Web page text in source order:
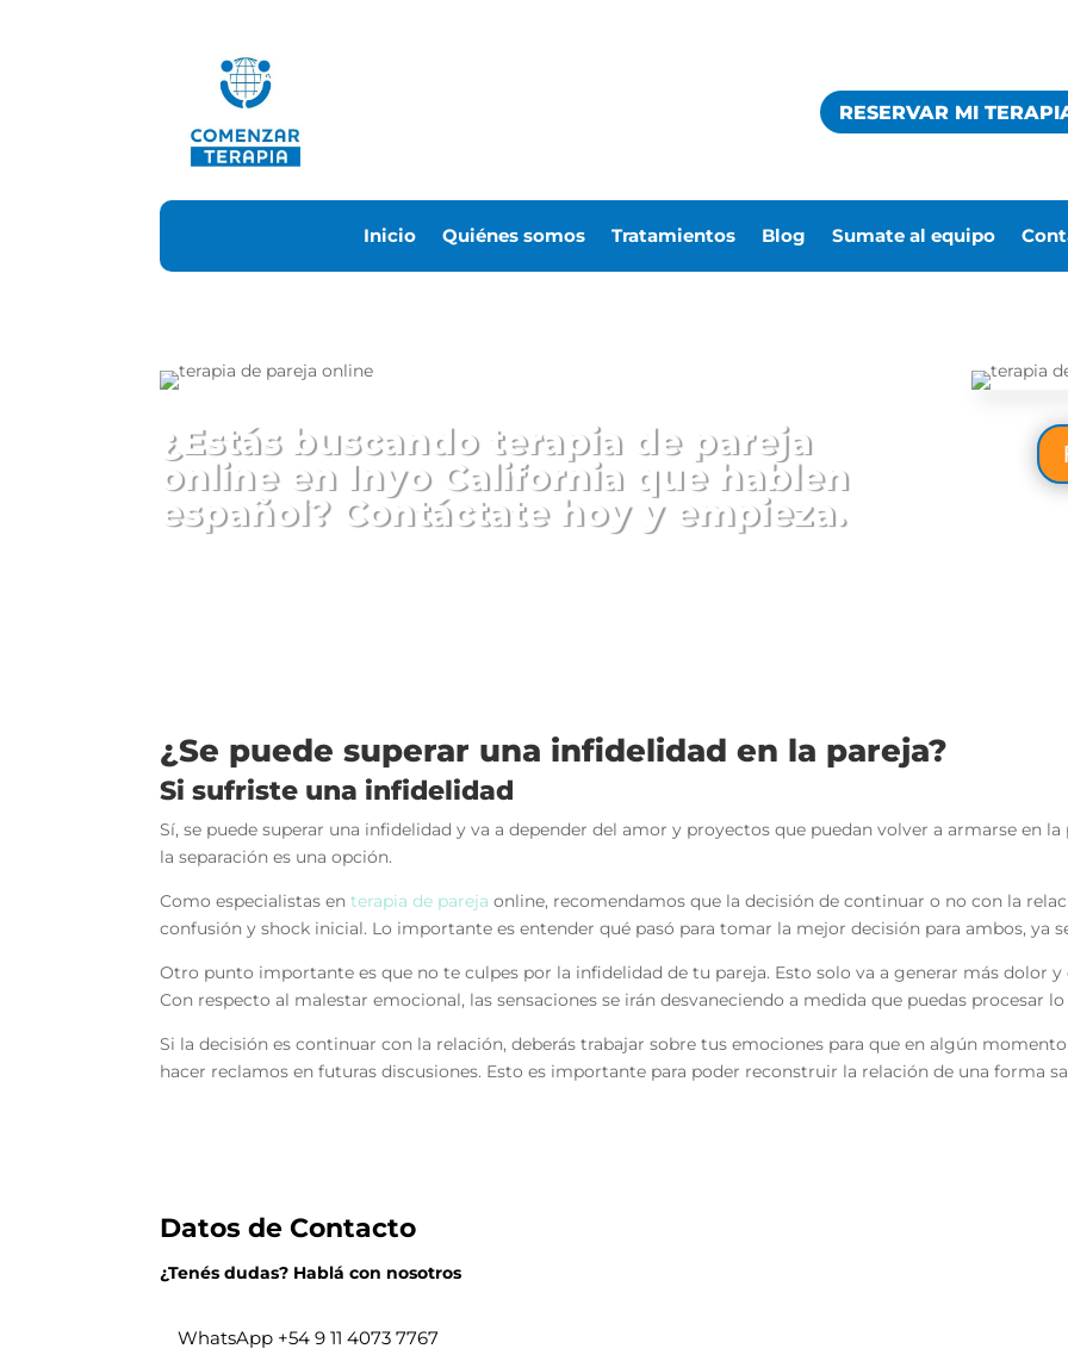
RESERVAR MI
Inicio Quiénes somos Tratamientos Blog Sumate al equipo
¿Estás buscando terapia de pareja
online en Inyo California que hablen
español? Contáctate hoy y empieza.
¿Se puede superar una infidelidad en la pareja?
Si sufriste una infidelidad
Sí, se puede superar una infidelidad y va a depender del amor y proyectos que puedan volver a armarse en
la separación es una opción.
Como especialistas enterapia de pareja online, recomendamos que la decisión de continuar o no con la
confusión y shock inicial. Lo importante es entender qué pasó para tomar la mejor decisión para ambos, ya
Otro punto importante es que no te culpes por la infidelidad de tu pareja. Esto solo va a generar más dolor
Con respecto al malestar emocional, las sensaciones se irán desvaneciendo a medida que puedas procesar
Si la decisión es continuar con la relación, deberás trabajar sobre tus emociones para que en algún
hacer reclamos en futuras discusiones. Esto es importante para poder reconstruir la relación de una forma
Datos de Contacto
¿Tenés dudas? Hablá con nosotros
WhatsApp +54 9 11 4073 7767